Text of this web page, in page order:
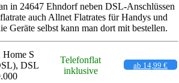
in 24647 Ehndorf neben DSL-Anschlüssen
auch Allnet Flatrates für Handys und
Geräte selbst kann man dort mit bestellen.
Home S
DSL
Telefonflat
inklusive
ab 14,99 €